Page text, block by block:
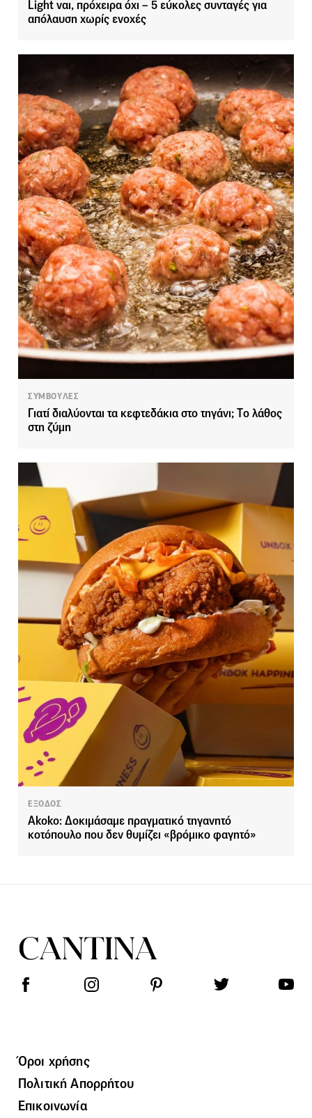
Light ναι, πρόχειρα όχι – 5 εύκολες συνταγές για
απόλαυση χωρίς ενοχές
ΣΥΜΒΟΥΛΕΣ
Γιατί διαλύονται τα κεφτεδάκια στο τηγάνι; Tο λάθος
στη ζύμη
ΕΞΟΔΟΣ
Akoko: Δοκιμάσαμε πραγματικό τηγανητό
κοτόπουλο που δεν θυμίζει «βρόμικο φαγητό»
Όροι χρήσης
Πολιτική Απορρήτου
Επικοινωνία